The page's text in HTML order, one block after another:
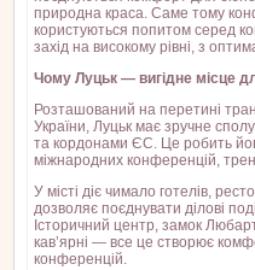
природна краса. Саме тому
користуються попитом серед
захід на високому рівні, з
Чому Луцьк — вигідне місце
Розташований на перетині
України, Луцьк має зручне
та кордонами ЄС. Це робить
міжнародних конференцій,
У місті діє чимало готелів,
дозволяє поєднувати ділові
Історичний центр, замок
кав’ярні — все це створює
конференцій.